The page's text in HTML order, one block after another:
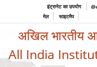
इंट्रानेट का उपयोग
मेल
साइटमैप
अखिल भारतीय
All India